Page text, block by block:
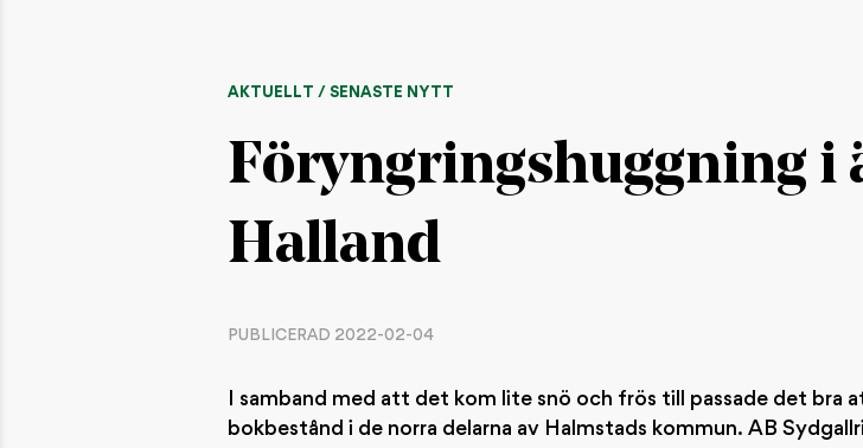
AKTUELLT / SENASTE NYTT
Föryngringshuggning i
Halland
PUBLICERAD 2022-02-04
I samband med att det kom lite snö och frös till passade det
bokbestånd i de norra delarna av Halmstads kommun. AB